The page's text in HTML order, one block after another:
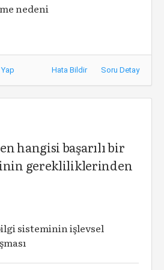
nedeni
Hata Bildir Soru Detay
hangisi başarılı bir
gerekliliklerinden
sisteminin işlevsel